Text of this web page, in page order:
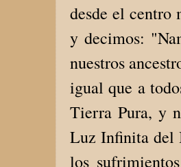
desde el centro
y decimos:
nuestros
igual que a
Tierra Pura, y
Luz Infinita del
los